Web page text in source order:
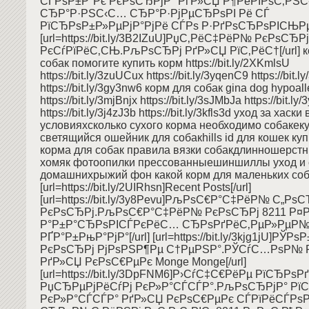
СЂР°Р·РЅС‹С… СЂР°Р·РјРµСЂРѕРІ Рё СЃ
РїСЂРѕР±Р»РµРјР°РјРё СЃРѕ
[url=https://bit.ly/3B2IZuU]РџС‚РёС‡РёР№ РєРѕСЂРј
РєСѓРїРёС‚СЊ.РљРѕСЂРј РґР»СЏ РїС‚РёС†[/url]
собак помогите купить корм https://bit.ly/2XKmlsU
https://bit.ly/3zuUCux https://bit.ly/3yqenC9 https://
https://bit.ly/3gy3nw6 корм для собак gina dog
https://bit.ly/3mjBnjx https://bit.ly/3sJMbJa https://bit.ly/
https://bit.ly/3j4zJ3b https://bit.ly/3kfls3d уход за
условияхсколько сухого корма необходимо
светящийся ошейник для собакhills id для кошек
корма для собак правила вязки
хомяк фотоопилки прессованныешиншиллы уход и
домашнихрыжий фон какой корм для маленьких
[url=https://bit.ly/2UIRhsn]Recent Posts[/url]
[url=https://bit.ly/3y8Pevu]РљРѕС€Р°С‡РёР№
РєРѕСЂРј.РљРѕС€Р°С‡РёР№ РєРѕСЂРј 8211
Р°Р±Р°СЂРѕРІСЃРєРёС…
РҐР°Р±РњР°РјР°[/url] [url=https://bit.ly/
РєРѕСЂРј РјРѕРЅР¶Рµ С†РµРЅР°.РЎСѓС…РѕР№
РґР»СЏ РєРѕС€РµРє Monge Monge[/url]
[url=https://bit.ly/3DpFNM6]Р›СѓС‡С€РёРµ
РџСЂРµРјРёСѓРј РєР»Р°СЃСЃР°.РљРѕСЂРјР°
РєР»Р°СЃСЃР° РґР»СЏ РєРѕС€РµРє